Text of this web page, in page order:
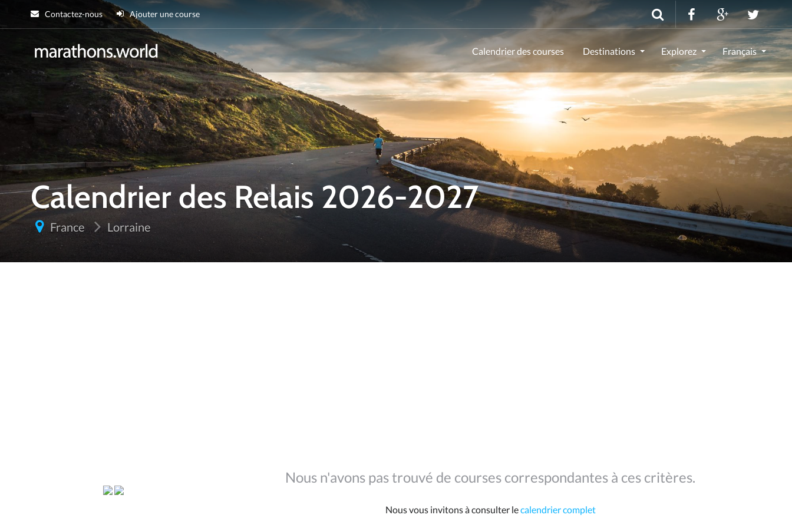
Contactez-nous Ajouter une course
marathons.world
Calendrier des courses Destinations Explorez Français
Calendrier des Relais 2026-2027
France Lorraine
Nous n'avons pas trouvé de courses correspondantes à ces critères.
Nous vous invitons à consulter lecalendrier complet